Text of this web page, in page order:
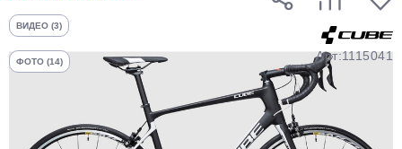
ВИДЕО (3)
ФОТО (14) Арт:1115041
График платежей